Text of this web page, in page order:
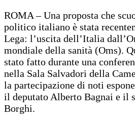
ROMA – Una proposta che
politico italiano è stata
Lega: l’uscita dell’Italia
mondiale della sanità (Oms).
stato fatto durante una
nella Sala Salvadori della
la partecipazione di noti
il deputato Alberto Bagnai e il
Borghi.